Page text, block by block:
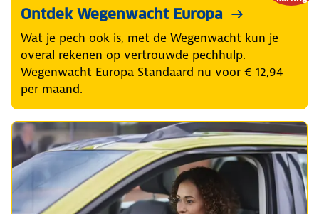
Ontdek Wegenwacht Europa
Wat je pech ook is, met de Wegenwacht kun je
overal rekenen op vertrouwde pechhulp.
Wegenwacht Europa Standaard nu voor € 12,94
per maand.